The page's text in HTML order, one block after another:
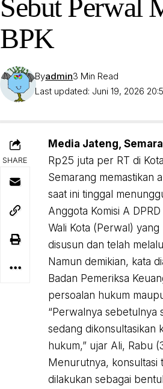
Sebut Perwal
BPK
Last updated: Juni 19, 2026
Byadmin3 Min Read
SHARE
Media Jateng,
Rp25 juta per RT di
Semarang memastikan
saat ini tinggal
Anggota Komisi A
Wali Kota (Perwal)
disusun dan telah
Namun demikian, kata
Badan Pemeriksa
persoalan hukum
“Perwalnya sebetulnya
sedang dikonsultasikan
hukum,” ujar Ali, Rabu
Menurutnya, konsultasi
dilakukan sebagai